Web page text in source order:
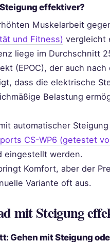
effektiver?
Muskelarbeit
und Fitness) vergleicht
liege im Durchschnitt
(EPOC), der auch
dass die elektrische
Belastung
automatischer
CS-WP6 (getestet
eingestellt werden.
Komfort, aber der
Variante oft aus.
mit Steigung
Gehen mit Steigung